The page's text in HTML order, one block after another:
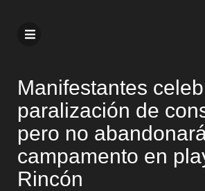
Manifestantes
paralización de
pero no
campamento en
Rincón